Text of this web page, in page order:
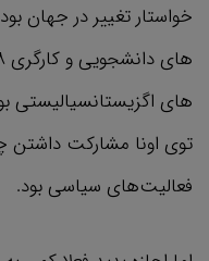
خواستار تغییر در جهان
های اگزیستانسیالیستی
توی اونا مشارکت داشتن
فعالیت‌های سیاسی بود.